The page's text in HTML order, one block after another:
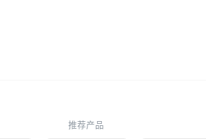
推荐产品